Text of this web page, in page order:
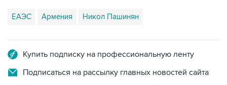
ЕАЭС Армения Никол Пашинян
Купить подписку на профессиональную ленту
Подписаться на рассылку главных новостей сайта